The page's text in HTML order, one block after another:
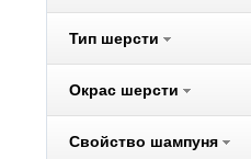
RolfClub
Royal Groom
Умный спрей
Тип шерсти
Окрас шерсти
Свойство шампуня